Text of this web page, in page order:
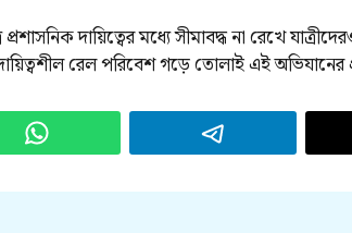
দায়িত্বের মধ্যে সীমাবদ্ধ না রেখে
রেল পরিবেশ গড়ে তোলাই এই অভিযানের